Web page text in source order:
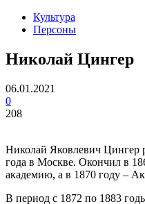
Культура
Персоны
Николай Цингер
06.01.2021
0
208
Николай Яковлевич Цингер
года в Москве. Окончил в
академию, а в 1870 году –
В период с 1872 по 1883